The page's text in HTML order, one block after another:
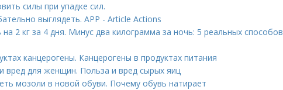
силы при упадке сил.
выглядеть. APP - Article Actions
на 2 кг за 4 дня. Минус два килограмма за ночь: 5 реальных способов
канцерогены. Канцерогены в продуктах питания
вред для женщин. Польза и вред сырых яиц
мозоли в новой обуви. Почему обувь натирает